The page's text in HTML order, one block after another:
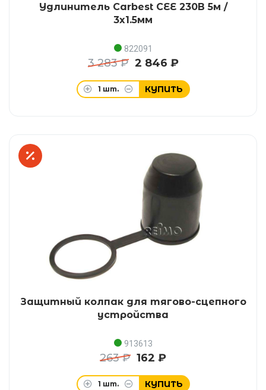
Удлинитель Carbest CEE 230В 5м /
3x1.5мм
822091
3 283 ₽ 2 846 ₽
1 шт. КУПИТЬ
Защитный колпак для тягово-сцепного
устройства
913613
263 ₽ 162 ₽
1 шт. КУПИТЬ